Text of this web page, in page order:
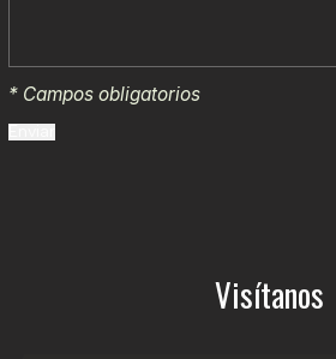
* Campos obligatorios
Visítanos